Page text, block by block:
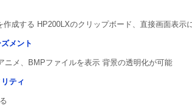
成する HP200LXのクリップボード、直接画面表示
メント
ニメ、BMPファイルを表示 背景の透明化が可能
ティ